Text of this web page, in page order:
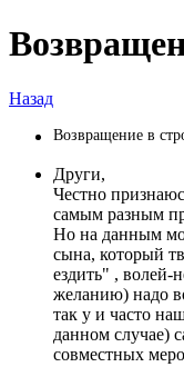
Назад
Возвращение в
Други,
Честно
самым разным
Но на данным
сына, который
ездить" , волей-
желанию) надо
так у и часто
данном случае)
совместных